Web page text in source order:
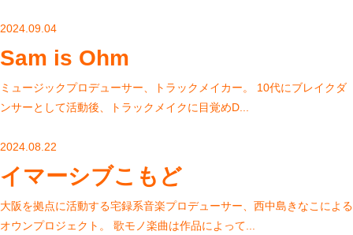
2024.09.04
Sam is Ohm
ミュージックプロデューサー、トラックメイカー。 10代にブレイクダ
ンサーとして活動後、トラックメイクに目覚めD...
2024.08.22
イマーシブこもど
大阪を拠点に活動する宅録系音楽プロデューサー、西中島きなこによる
オウンプロジェクト。 歌モノ楽曲は作品によって...